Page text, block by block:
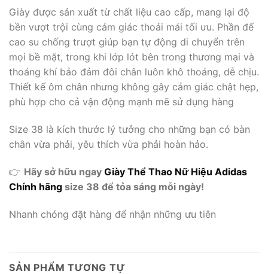
Giày được sản xuất từ ​​chất liệu cao cấp, mang lại độ
bền vượt trội cùng cảm giác thoải mái tối ưu. Phần đế
cao su chống trượt giúp bạn tự động di chuyển trên
mọi bề mặt, trong khi lớp lót bên trong thương mại và
thoáng khí bảo đảm đôi chân luôn khô thoáng, dễ chịu.
Thiết kế ôm chân nhưng không gây cảm giác chật hẹp,
phù hợp cho cả vận động mạnh mẽ sử dụng hàng
Size 38 là kích thước lý tưởng cho những bạn có bàn
chân vừa phải, yêu thích vừa phải hoàn hảo.
👉 Hãy sở hữu ngay Giày Thể Thao Nữ Hiệu Adidas
Chính hãng size 38 để tỏa sáng mỗi ngày!
Nhanh chóng đặt hàng để nhận những ưu tiên
SẢN PHẨM TƯƠNG TỰ